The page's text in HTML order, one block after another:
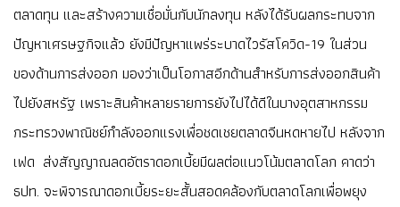
ตลาดทุน และสร้างความเชื่อมั่นกับนักลงทุน หลังได้รับผลกระทบจาก
ปัญหาเศรษฐกิจแล้ว ยังมีปัญหาแพร่ระบาดไวรัสโควิด-19 ในส่วน
ของด้านการส่งออก มองว่าเป็นโอกาสอีกด้านสำหรับการส่งออกสินค้า
ไปยังสหรัฐ เพราะสินค้าหลายรายการยังไปได้ดีในบางอุตสาหกรรม
กระทรวงพาณิชย์กำลังออกแรงเพื่อชดเชยตลาดจีนหดหายไป หลังจาก
เฟด ส่งสัญญาณลดอัตราดอกเบี้ยมีผลต่อแนวโน้มตลาดโลก คาดว่า
ธปท. จะพิจารณาดอกเบี้ยระยะสั้นสอดคล้องกับตลาดโลกเพื่อพยุง